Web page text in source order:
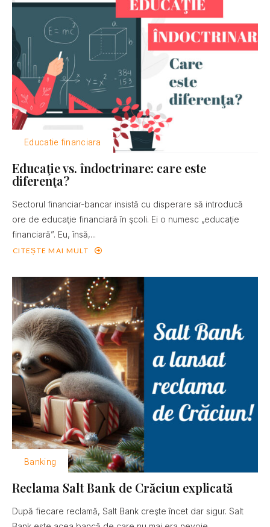
Educatie financiara
Educaţie vs. îndoctrinare: care este
diferenţa?
Sectorul financiar-bancar insistă cu disperare să introducă
ore de educaţie financiară în şcoli. Ei o numesc „educaţie
financiară”. Eu, însă,...
CITEȘTE MAI MULT
Banking
Reclama Salt Bank de Crăciun explicată
După fiecare reclamă, Salt Bank creşte încet dar sigur. Salt